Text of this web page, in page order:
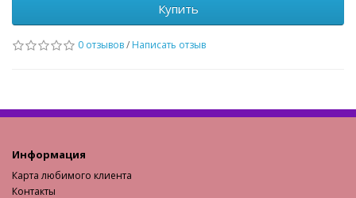
Купить
0 отзывов/ Написать отзыв
Информация
Карта любимого клиента
Контакты